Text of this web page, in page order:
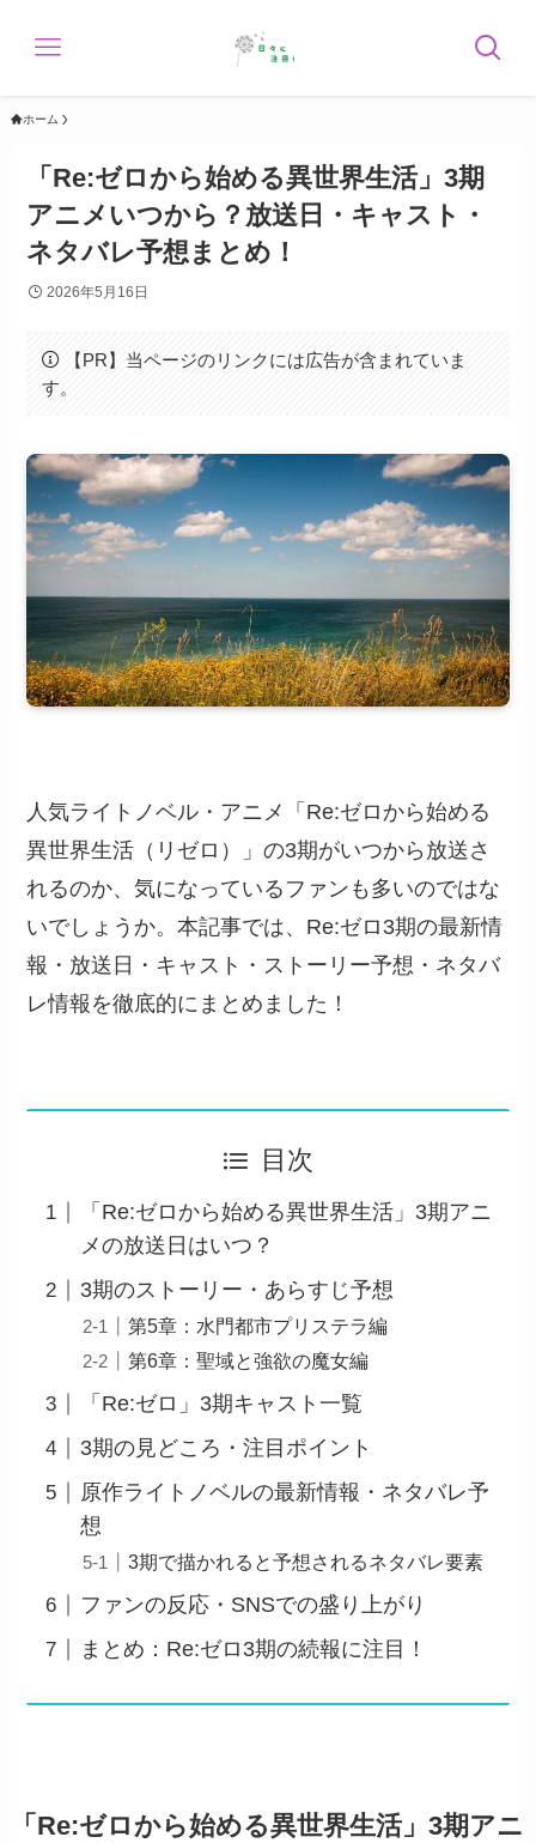
ホーム
「Re:ゼロから始める異世界生活」3期
アニメいつから？放送日・キャスト・
ネタバレ予想まとめ！
2026年5月16日
【PR】当ページのリンクには広告が含まれていま
す。
人気ライトノベル・アニメ「Re:ゼロから始める
異世界生活（リゼロ）」の3期がいつから放送さ
れるのか、気になっているファンも多いのではな
いでしょうか。本記事では、Re:ゼロ3期の最新情
報・放送日・キャスト・ストーリー予想・ネタバ
レ情報を徹底的にまとめました！
目次
「Re:ゼロから始める異世界生活」3期アニ
メの放送日はいつ？
3期のストーリー・あらすじ予想
第5章：水門都市プリステラ編
第6章：聖域と強欲の魔女編
「Re:ゼロ」3期キャスト一覧
3期の見どころ・注目ポイント
原作ライトノベルの最新情報・ネタバレ予
想
3期で描かれると予想されるネタバレ要素
ファンの反応・SNSでの盛り上がり
まとめ：Re:ゼロ3期の続報に注目！
「Re:ゼロから始める異世界生活」3期アニ